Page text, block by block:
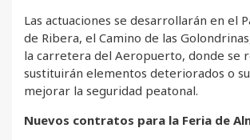
Las actuaciones se desarrollarán en el
de Ribera, el Camino de las
la carretera del Aeropuerto, donde se
sustituirán elementos deteriorados o
mejorar la seguridad peatonal.
Nuevos contratos para la Feria de